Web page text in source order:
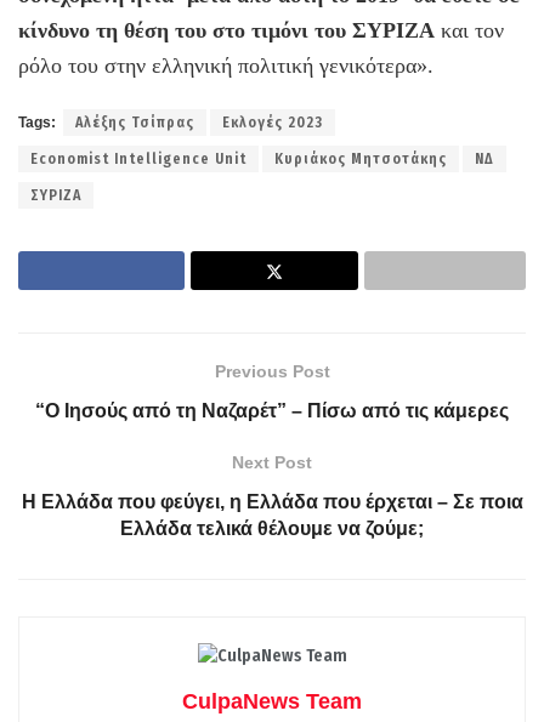
κίνδυνο τη θέση του στο τιμόνι του ΣΥΡΙΖΑ και τον
ρόλο του στην ελληνική πολιτική γενικότερα».
Tags: Αλέξης Τσίπρας Εκλογές 2023
Economist Intelligence Unit Κυριάκος Μητσοτάκης ΝΔ
ΣΥΡΙΖΑ
Previous Post
“O Ιησούς από τη Ναζαρέτ” – Πίσω από τις κάμερες
Next Post
Η Ελλάδα που φεύγει, η Ελλάδα που έρχεται – Σε ποια
Ελλάδα τελικά θέλουμε να ζούμε;
CulpaNews Team